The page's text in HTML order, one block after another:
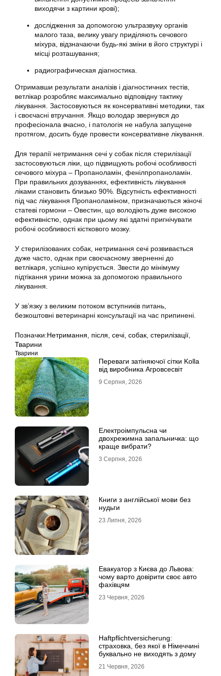
виходячи з картини крові);
дослідження за допомогою ультразвуку органів
малого таза, велику увагу приділяють сечового
міхура, відзначаючи будь-які зміни в його структурі і
місці розташування;
радиографическая діагностика.
Отримавши результати аналізів і діагностичних тестів,
ветлікар розробляє максимально відповідну тактику
лікування. Застосовуються як консервативні методики, так
і своєчасні втручання. Якщо володар звернувся до
професіонала вчасно, і патологія не набула запущене
протягом, досить буде провести консервативне лікування.
Для терапії нетримання сечі у собак після стерилізації
застосовуються ліки, що підвищують робочі особливості
сечового міхура – Пропаноламін, фенілпропаноламін.
При правильних дозуваннях, ефективність лікування
ліками становить близько 90%. Відсутність ефективності
під час лікування Пропаноламіном, призначаються жіночі
статеві гормони – Овестин, що володіють дуже високою
ефективністю, однак при цьому які здатні пригнічувати
робочі особливості кісткового мозку.
У стерилізованих собак, нетримання сечі розвивається
дуже часто, однак при своєчасному зверненні до
ветлікаря, успішно купірується. Звести до мінімуму
підтікання урини можна за допомогою правильного
лікування.
У зв’язку з великим потоком вступників питань,
безкоштовні ветеринарні консультації на час припинені.
Позначки:Нетримання після сечі собак стерилізації
Тварини
Тварини
Переваги затіняючої сітки Kolla
від виробника Агровсесвіт
9 Серпня, 2026
Електроімпульсна чи
двохрежимна запальничка: що
краще вибрати?
3 Серпня, 2026
Книги з англійської мови без
нудьги
23 Липня, 2026
Евакуатор з Києва до Львова:
чому варто довірити своє авто
фахівцям
23 Червня, 2026
Haftpflichtversicherung:
страховка, без якої в Німеччині
буквально не виходять з дому
21 Червня, 2026